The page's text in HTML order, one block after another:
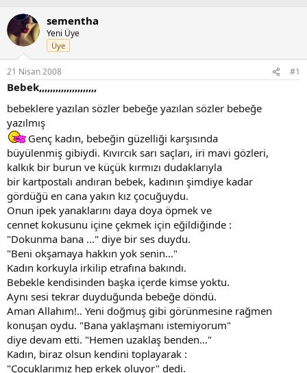
n
b
u
y
u
b
a
ş
l
a
t
a
n
ş
l
ı
ç
t
a
i
h
i
sementha
Yeni Üye
Üye
21 Nisan 2008 #1
Bebek,,,,,,,,,,,,,,,,,,,,,
bebeklere yazılan sözler bebeğe yazılan sözler bebeğe
yazılmış
Genç kadın, bebeğin güzelliği karşısında
büyülenmiş gibiydi. Kıvırcık sarı saçları, iri mavi gözleri,
kalkık bir burun ve küçük kırmızı dudaklarıyla
bir kartpostalı andıran bebek, kadının şimdiye kadar
gördüğü en cana yakın kız çocuğuydu.
Onun ipek yanaklarını daya doya öpmek ve
cennet kokusunu içine çekmek için eğildiğinde :
"Dokunma bana ..." diye bir ses duydu.
"Beni okşamaya hakkın yok senin..."
Kadın korkuyla irkilip etrafına bakındı.
Bebekle kendisinden başka içerde kimse yoktu.
Aynı sesi tekrar duyduğunda bebeğe döndü.
Aman Allahım!.. Yeni doğmuş gibi görünmesine rağmen
konuşan oydu. "Bana yaklaşmanı istemiyorum"
diye devam etti. "Hemen uzaklaş benden..."
Kadın, biraz olsun kendini toplayarak :
"Çocuklarımız hep erkek oluyor" dedi.